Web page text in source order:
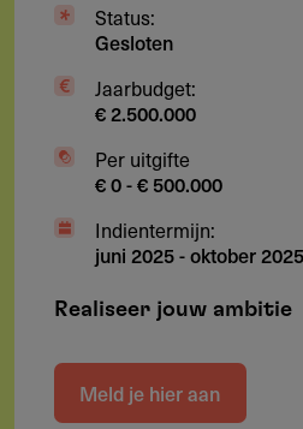
Status:
Gesloten
Jaarbudget:
€ 2.500.000
Per uitgifte
€ 0 - € 500.000
Indientermijn:
juni 2025-oktober 2025
Realiseer jouw ambitie
Meld je hier aan